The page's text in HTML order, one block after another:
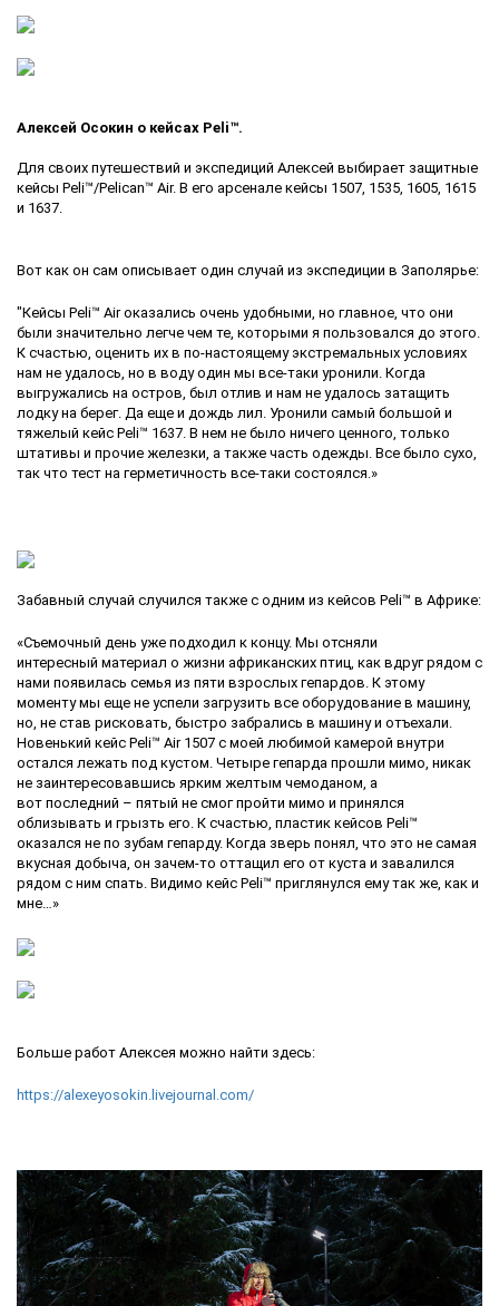
Алексей Осокин о кейсах Peli™.
Для своих путешествий и экспедиций Алексей выбирает защитные
кейсы Peli™/Pelican™ Air. В его арсенале кейсы 1507, 1535, 1605, 1615
и 1637.
Вот как он сам описывает один случай из экспедиции в Заполярье:
"Кейсы Peli™ Air оказались очень удобными, но главное, что они
были значительно легче чем те, которыми я пользовался до этого.
К счастью, оценить их в по-настоящему экстремальных условиях
нам не удалось, но в воду один мы все-таки уронили. Когда
выгружались на остров, был отлив и нам не удалось затащить
лодку на берег. Да еще и дождь лил. Уронили самый большой и
тяжелый кейс Peli™ 1637. В нем не было ничего ценного, только
штативы и прочие железки, а также часть одежды. Все было сухо,
так что тест на герметичность все-таки состоялся.»
Забавный случай случился также с одним из кейсов Peli™ в Африке:
«Съемочный день уже подходил к концу. Мы отсняли
интересный материал о жизни африканских птиц, как вдруг рядом с
нами появилась семья из пяти взрослых гепардов. К этому
моменту мы еще не успели загрузить все оборудование в машину,
но, не став рисковать, быстро забрались в машину и отъехали.
Новенький кейс Peli™ Air 1507 с моей любимой камерой внутри
остался лежать под кустом. Четыре гепарда прошли мимо, никак
не заинтересовавшись ярким желтым чемоданом, а
вот последний – пятый не смог пройти мимо и принялся
облизывать и грызть его. К счастью, пластик кейсов Peli™
оказался не по зубам гепарду. Когда зверь понял, что это не самая
вкусная добыча, он зачем-то оттащил его от куста и завалился
рядом с ним спать. Видимо кейс Peli™ приглянулся ему так же, как и
мне…»
Больше работ Алексея можно найти здесь:
https://alexeyosokin.livejournal.com/